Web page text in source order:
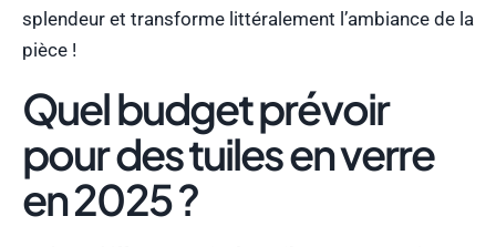
splendeur et transforme littéralement l’ambiance de la
pièce !
Quel budget prévoir
pour des tuiles en verre
en 2025 ?